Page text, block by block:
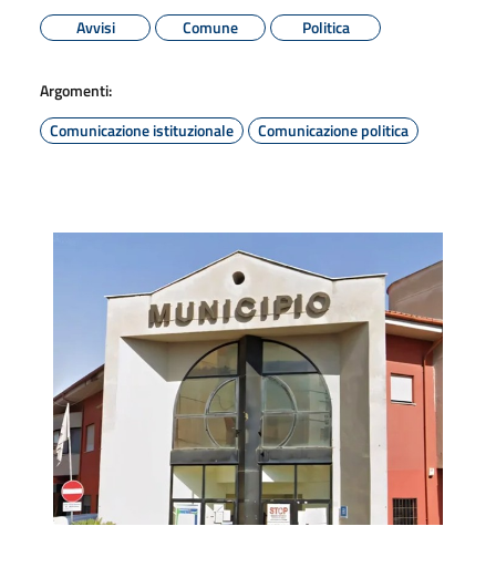
Avvisi
Comune Politica
Argomenti:
Comunicazione istituzionale
Comunicazione politica